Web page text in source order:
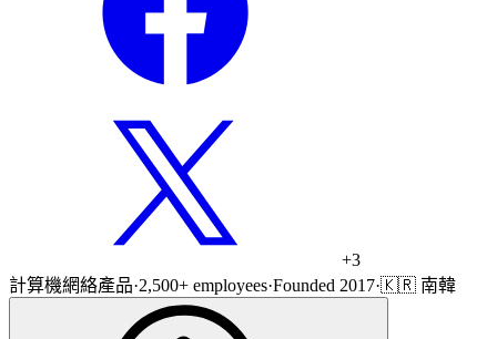
+3
計算機網絡產品·2,500+ employees·Founded 2017·🇰🇷 南韓